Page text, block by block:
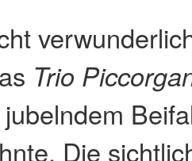
Trio
Die